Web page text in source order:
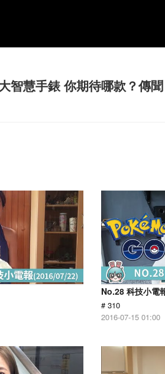
智慧手錶 你期待哪款？傳
No.28 科技小電
# 310
2016-07-15 01:00